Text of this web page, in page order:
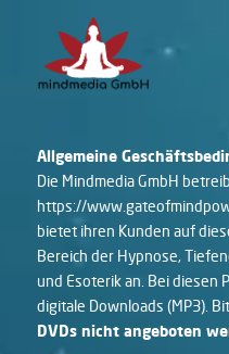
Allgemeine
Die Mindmedia GmbH
https://
bietet ihren Kunden auf
Bereich der Hypnose,
und Esoterik an. Bei diesen
digitale Downloads (MP3).
DVDs nicht angeboten